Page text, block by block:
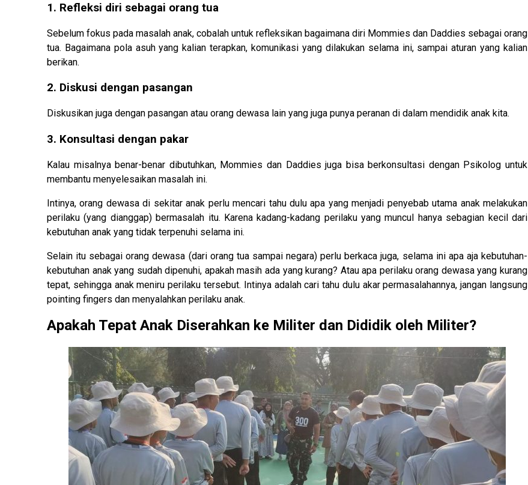
1. Refleksi diri sebagai orang tua
Sebelum fokus pada masalah anak, cobalah untuk refleksikan bagaimana diri Mommies dan Daddies sebagai orang
tua. Bagaimana pola asuh yang kalian terapkan, komunikasi yang dilakukan selama ini, sampai aturan yang kalian
berikan.
2. Diskusi dengan pasangan
Diskusikan juga dengan pasangan atau orang dewasa lain yang juga punya peranan di dalam mendidik anak kita.
3. Konsultasi dengan pakar
Kalau misalnya benar-benar dibutuhkan, Mommies dan Daddies juga bisa berkonsultasi dengan Psikolog untuk
membantu menyelesaikan masalah ini.
Intinya, orang dewasa di sekitar anak perlu mencari tahu dulu apa yang menjadi penyebab utama anak melakukan
perilaku (yang dianggap) bermasalah itu. Karena kadang-kadang perilaku yang muncul hanya sebagian kecil dari
kebutuhan anak yang tidak terpenuhi selama ini.
Selain itu sebagai orang dewasa (dari orang tua sampai negara) perlu berkaca juga, selama ini apa aja kebutuhan-
kebutuhan anak yang sudah dipenuhi, apakah masih ada yang kurang? Atau apa perilaku orang dewasa yang kurang
tepat, sehingga anak meniru perilaku tersebut. Intinya adalah cari tahu dulu akar permasalahannya, jangan langsung
pointing fingers dan menyalahkan perilaku anak.
Apakah Tepat Anak Diserahkan ke Militer dan Dididik oleh Militer?